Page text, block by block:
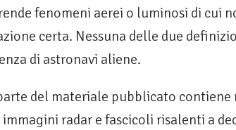
fenomeni aerei o luminosi di cui
certa. Nessuna delle due
di astronavi aliene.
del materiale pubblicato
radar e fascicoli risalenti a